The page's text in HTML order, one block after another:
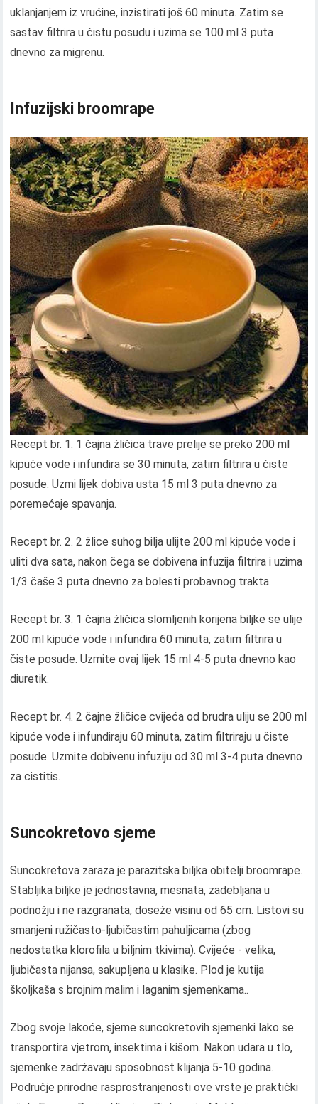
uklanjanjem iz vrućine, inzistirati još 60 minuta. Zatim se
sastav filtrira u čistu posudu i uzima se 100 ml 3 puta
dnevno za migrenu.
Infuzijski broomrape
Recept br. 1. 1 čajna žličica trave prelije se preko 200 ml
kipuće vode i infundira se 30 minuta, zatim filtrira u čiste
posude. Uzmi lijek dobiva usta 15 ml 3 puta dnevno za
poremećaje spavanja.
Recept br. 2. 2 žlice suhog bilja ulijte 200 ml kipuće vode i
uliti dva sata, nakon čega se dobivena infuzija filtrira i uzima
1/3 čaše 3 puta dnevno za bolesti probavnog trakta.
Recept br. 3. 1 čajna žličica slomljenih korijena biljke se ulije
200 ml kipuće vode i infundira 60 minuta, zatim filtrira u
čiste posude. Uzmite ovaj lijek 15 ml 4-5 puta dnevno kao
diuretik.
Recept br. 4. 2 čajne žličice cvijeća od brudra uliju se 200 ml
kipuće vode i infundiraju 60 minuta, zatim filtriraju u čiste
posude. Uzmite dobivenu infuziju od 30 ml 3-4 puta dnevno
za cistitis.
Suncokretovo sjeme
Suncokretova zaraza je parazitska biljka obitelji broomrape.
Stabljika biljke je jednostavna, mesnata, zadebljana u
podnožju i ne razgranata, doseže visinu od 65 cm. Listovi su
smanjeni ružičasto-ljubičastim pahuljicama (zbog
nedostatka klorofila u biljnim tkivima). Cvijeće - velika,
ljubičasta nijansa, sakupljena u klasike. Plod je kutija
školjkaša s brojnim malim i laganim sjemenkama..
Zbog svoje lakoće, sjeme suncokretovih sjemenki lako se
transportira vjetrom, insektima i kišom. Nakon udara u tlo,
sjemenke zadržavaju sposobnost klijanja 5-10 godina.
Područje prirodne rasprostranjenosti ove vrste je praktički